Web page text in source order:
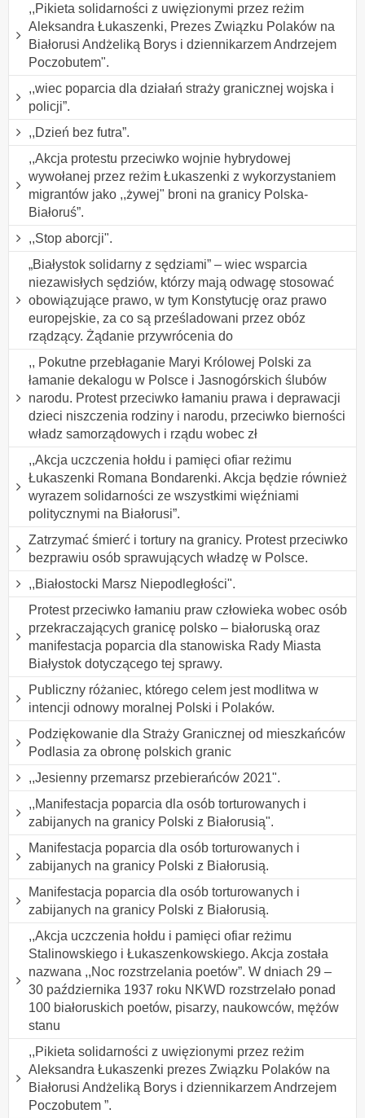
,,Pikieta solidarności z uwięzionymi przez reżim
Aleksandra Łukaszenki, Prezes Związku Polaków na
Białorusi Andżeliką Borys i dziennikarzem Andrzejem
Poczobutem".
,,wiec poparcia dla działań straży granicznej wojska i
policji”.
,,Dzień bez futra”.
,,Akcja protestu przeciwko wojnie hybrydowej
wywołanej przez reżim Łukaszenki z wykorzystaniem
migrantów jako ,,żywej" broni na granicy Polska-
Białoruś”.
,,Stop aborcji".
„Białystok solidarny z sędziami” – wiec wsparcia
niezawisłych sędziów, którzy mają odwagę stosować
obowiązujące prawo, w tym Konstytucję oraz prawo
europejskie, za co są prześladowani przez obóz
rządzący. Żądanie przywrócenia do
,, Pokutne przebłaganie Maryi Królowej Polski za
łamanie dekalogu w Polsce i Jasnogórskich ślubów
narodu. Protest przeciwko łamaniu prawa i deprawacji
dzieci niszczenia rodziny i narodu, przeciwko bierności
władz samorządowych i rządu wobec zł
,,Akcja uczczenia hołdu i pamięci ofiar reżimu
Łukaszenki Romana Bondarenki. Akcja będzie również
wyrazem solidarności ze wszystkimi więźniami
politycznymi na Białorusi”.
Zatrzymać śmierć i tortury na granicy. Protest przeciwko
bezprawiu osób sprawujących władzę w Polsce.
,,Białostocki Marsz Niepodległości".
Protest przeciwko łamaniu praw człowieka wobec osób
przekraczających granicę polsko – białoruską oraz
manifestacja poparcia dla stanowiska Rady Miasta
Białystok dotyczącego tej sprawy.
Publiczny różaniec, którego celem jest modlitwa w
intencji odnowy moralnej Polski i Polaków.
Podziękowanie dla Straży Granicznej od mieszkańców
Podlasia za obronę polskich granic
,,Jesienny przemarsz przebierańców 2021".
,,Manifestacja poparcia dla osób torturowanych i
zabijanych na granicy Polski z Białorusią".
Manifestacja poparcia dla osób torturowanych i
zabijanych na granicy Polski z Białorusią.
Manifestacja poparcia dla osób torturowanych i
zabijanych na granicy Polski z Białorusią.
,,Akcja uczczenia hołdu i pamięci ofiar reżimu
Stalinowskiego i Łukaszenkowskiego. Akcja została
nazwana ,,Noc rozstrzelania poetów”. W dniach 29 –
30 października 1937 roku NKWD rozstrzelało ponad
100 białoruskich poetów, pisarzy, naukowców, mężów
stanu
,,Pikieta solidarności z uwięzionymi przez reżim
Aleksandra Łukaszenki prezes Związku Polaków na
Białorusi Andżeliką Borys i dziennikarzem Andrzejem
Poczobutem ”.